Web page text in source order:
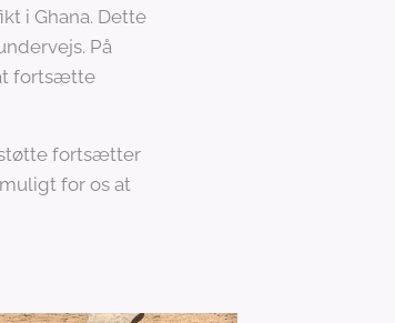
i Ghana. Dette
På
fortsætte
fortsætter
for os at